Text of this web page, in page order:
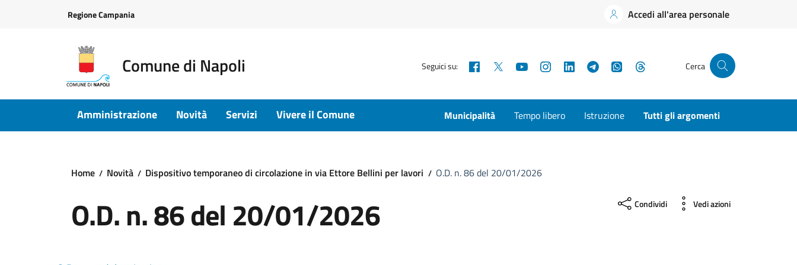
Regione Campania Accedi all'area personale
Comune di Napoli Seguici su: Facebook YouTubeInstagramLinkedInTelegramWhatsApp Cerca
Amministrazione Novità Servizi Vivere il Comune Municipalità Tempo libero Istruzione Tutti gli argomenti
Home Novità Dispositivo temporaneo di circolazione in via Ettore Bellini per lavori O.D. n. 86 del 20/01/2026
O.D. n. 86 del 20/01/2026 Condividi Vedi azioni